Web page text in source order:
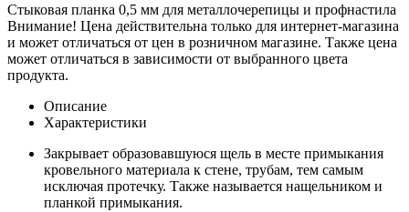
Стыковая планка 0,5 мм для металлочерепицы и профнастила
Внимание! Цена действительна только для интернет-магазина
и может отличаться от цен в розничном магазине. Также цена
может отличаться в зависимости от выбранного цвета
продукта.
Описание
Характеристики
Закрывает образовавшуюся щель в месте примыкания
кровельного материала к стене, трубам, тем самым
исключая протечку. Также называется нащельником и
планкой примыкания.